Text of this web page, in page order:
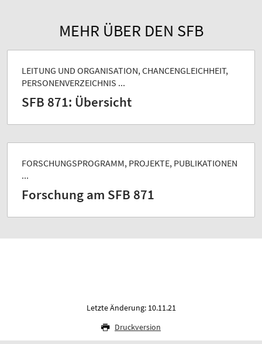
MEHR ÜBER DEN SFB
LEITUNG UND ORGANISATION, CHANCENGLEICHHEIT,
PERSONENVERZEICHNIS ...
SFB 871: Übersicht
FORSCHUNGSPROGRAMM, PROJEKTE, PUBLIKATIONEN
...
Forschung am SFB 871
Letzte Änderung: 10.11.21
Druckversion